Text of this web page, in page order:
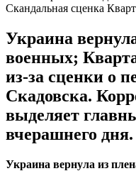
Скандальная сценка
Украина
военных;
из-за сценки о
Скадовска.
выделяет
вчерашнего дня.
Украина вернула из